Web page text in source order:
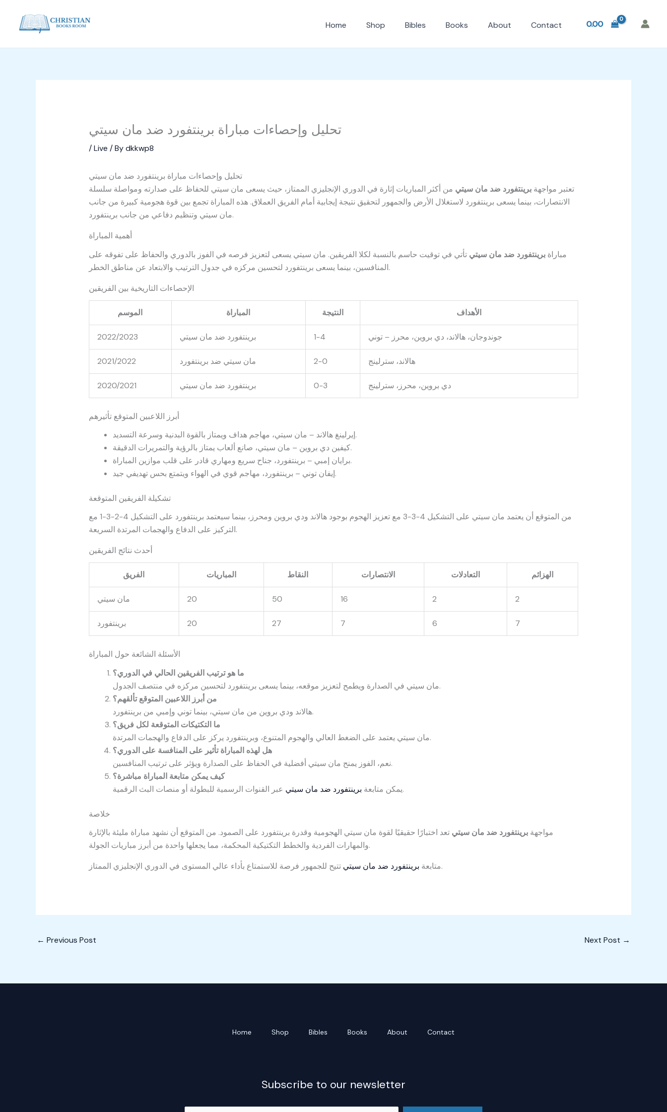
content
Home Shop Bibles Books About Contact 0.00
تحليل وإحصاءات مباراة برينتفورد ضد مان سيتي
/Live / Bydkkwp8
تحليل وإحصاءات مباراة برينتفورد ضد مان سيتي
تعتبر مواجهةبرينتفورد ضد مان سيتي من أكثر المباريات إثارة في الدوري الإنجليزي الممتاز، حيث يسعى مان سيتي للحفاظ على صدارته ومواصلة سلسلة
الانتصارات، بينما يسعى برينتفورد لاستغلال الأرض والجمهور لتحقيق نتيجة إيجابية أمام الفريق العملاق. هذه المباراة تجمع بين قوة هجومية كبيرة من جانب
مان سيتي وتنظيم دفاعي من جانب برينتفورد.
أهمية المباراة
مباراةبرينتفورد ضد مان سيتي تأتي في توقيت حاسم بالنسبة لكلا الفريقين. مان سيتي يسعى لتعزيز فرصه في الفوز بالدوري والحفاظ على تفوقه على
المنافسين، بينما يسعى برينتفورد لتحسين مركزه في جدول الترتيب والابتعاد عن مناطق الخطر.
الإحصاءات التاريخية بين الفريقين
الموسم المباراة النتيجة الأهداف
2022/2023 برينتفورد ضد مان سيتي 1-4 جوندوجان، هالاند، دي بروين، محرز – توني
2021/2022 مان سيتي ضد برينتفورد 2-0 هالاند، سترلينج
2020/2021 برينتفورد ضد مان سيتي 0-3 دي بروين، محرز، سترلينج
أبرز اللاعبين المتوقع تأثيرهم
إيرلينغ هالاند – مان سيتي، مهاجم هداف ويمتاز بالقوة البدنية وسرعة التسديد.
كيفين دي بروين – مان سيتي، صانع ألعاب يمتاز بالرؤية والتمريرات الدقيقة.
برايان إمبي – برينتفورد، جناح سريع ومهاري قادر على قلب موازين المباراة.
إيفان توني – برينتفورد، مهاجم قوي في الهواء ويتمتع بحس تهديفي جيد.
تشكيلة الفريقين المتوقعة
من المتوقع أن يعتمد مان سيتي على التشكيل 4-3-3 مع تعزيز الهجوم بوجود هالاند ودي بروين ومحرز، بينما سيعتمد برينتفورد على التشكيل 4-2-3-1 مع
التركيز على الدفاع والهجمات المرتدة السريعة.
أحدث نتائج الفريقين
الفريق المباريات النقاط الانتصارات التعادلات الهزائم
مان سيتي 20 50 16 2 2
برينتفورد 20 27 7 6 7
الأسئلة الشائعة حول المباراة
ما هو ترتيب الفريقين الحالي في الدوري؟
مان سيتي في الصدارة ويطمح لتعزيز موقعه، بينما يسعى برينتفورد لتحسين مركزه في منتصف الجدول.
من أبرز اللاعبين المتوقع تألقهم؟
هالاند ودي بروين من مان سيتي، بينما توني وإمبي من برينتفورد.
ما التكتيكات المتوقعة لكل فريق؟
مان سيتي يعتمد على الضغط العالي والهجوم المتنوع، وبرينتفورد يركز على الدفاع والهجمات المرتدة.
هل لهذه المباراة تأثير على المنافسة على الدوري؟
نعم، الفوز يمنح مان سيتي أفضلية في الحفاظ على الصدارة ويؤثر على ترتيب المنافسين.
كيف يمكن متابعة المباراة مباشرة؟
يمكن متابعة برينتفورد ضد مان سيتي عبر القنوات الرسمية للبطولة أو منصات البث الرقمية.
خلاصة
مواجهةبرينتفورد ضد مان سيتي تعد اختبارًا حقيقيًا لقوة مان سيتي الهجومية وقدرة برينتفورد على الصمود. من المتوقع أن نشهد مباراة مليئة بالإثارة
والمهارات الفردية والخطط التكتيكية المحكمة، مما يجعلها واحدة من أبرز مباريات الجولة.
متابعة برينتفورد ضد مان سيتي تتيح للجمهور فرصة للاستمتاع بأداء عالي المستوى في الدوري الإنجليزي الممتاز.
← Previous Post Next Post →
Home Shop Bibles Books About Contact
Subscribe to our newsletter